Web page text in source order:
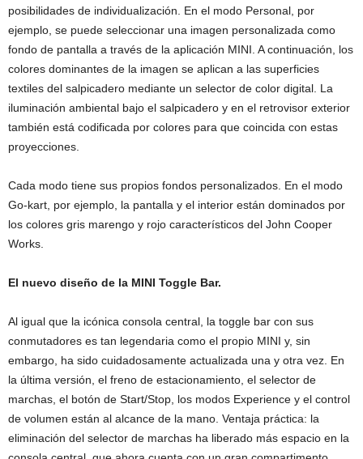
posibilidades de individualización. En el modo Personal, por
ejemplo, se puede seleccionar una imagen personalizada como
fondo de pantalla a través de la aplicación MINI. A continuación, los
colores dominantes de la imagen se aplican a las superficies
textiles del salpicadero mediante un selector de color digital. La
iluminación ambiental bajo el salpicadero y en el retrovisor exterior
también está codificada por colores para que coincida con estas
proyecciones.
Cada modo tiene sus propios fondos personalizados. En el modo
Go-kart, por ejemplo, la pantalla y el interior están dominados por
los colores gris marengo y rojo característicos del John Cooper
Works.
El nuevo diseño de la MINI Toggle Bar.
Al igual que la icónica consola central, la toggle bar con sus
conmutadores es tan legendaria como el propio MINI y, sin
embargo, ha sido cuidadosamente actualizada una y otra vez. En
la última versión, el freno de estacionamiento, el selector de
marchas, el botón de Start/Stop, los modos Experience y el control
de volumen están al alcance de la mano. Ventaja práctica: la
eliminación del selector de marchas ha liberado más espacio en la